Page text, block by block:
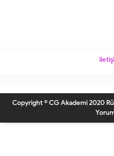
Copyright © CG Akademi 2020